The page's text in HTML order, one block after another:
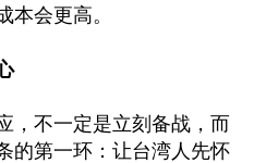
本会更高。
，不一定是立刻备战，而
的第一环：让台湾人先怀